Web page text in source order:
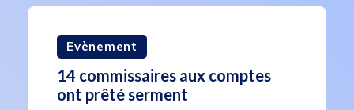
Evènement
14 commissaires aux comptes
ont prêté serment